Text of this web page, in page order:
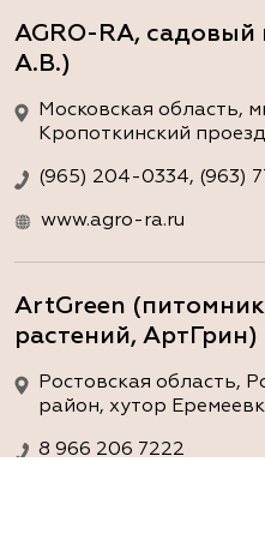
AGRO-RA,
А.В.)
Московская область,
Кропоткинский
(965) 204-0334, (963)
www.agro-ra.ru
ArtGreen
растений, АртГрин)
Ростовская область,
район, хутор
8 966 206 7222